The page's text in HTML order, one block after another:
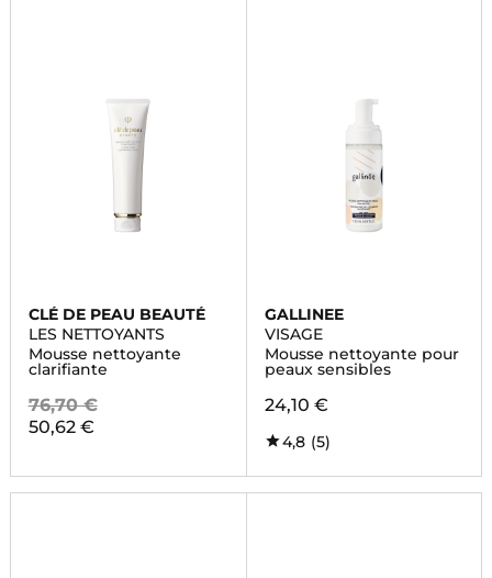
CLÉ DE PEAU BEAUTÉ
LES NETTOYANTS
Mousse nettoyante
clarifiante
76,70 €
50,62 €
GALLINEE
VISAGE
Mousse nettoyante pour
peaux sensibles
24,10 €
4,8 (5)